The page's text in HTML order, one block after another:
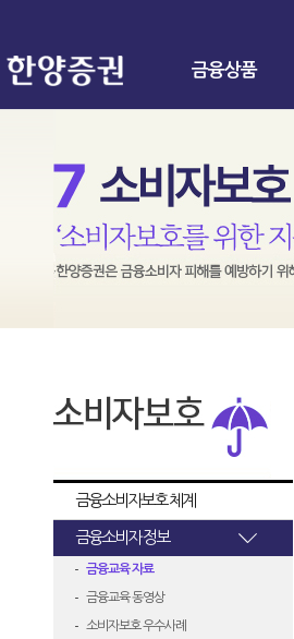
금융상품
금융소비자보호 체계
금융소비자 정보
금융교육 자료
금융교육 동영상
소비자보호 우수사례